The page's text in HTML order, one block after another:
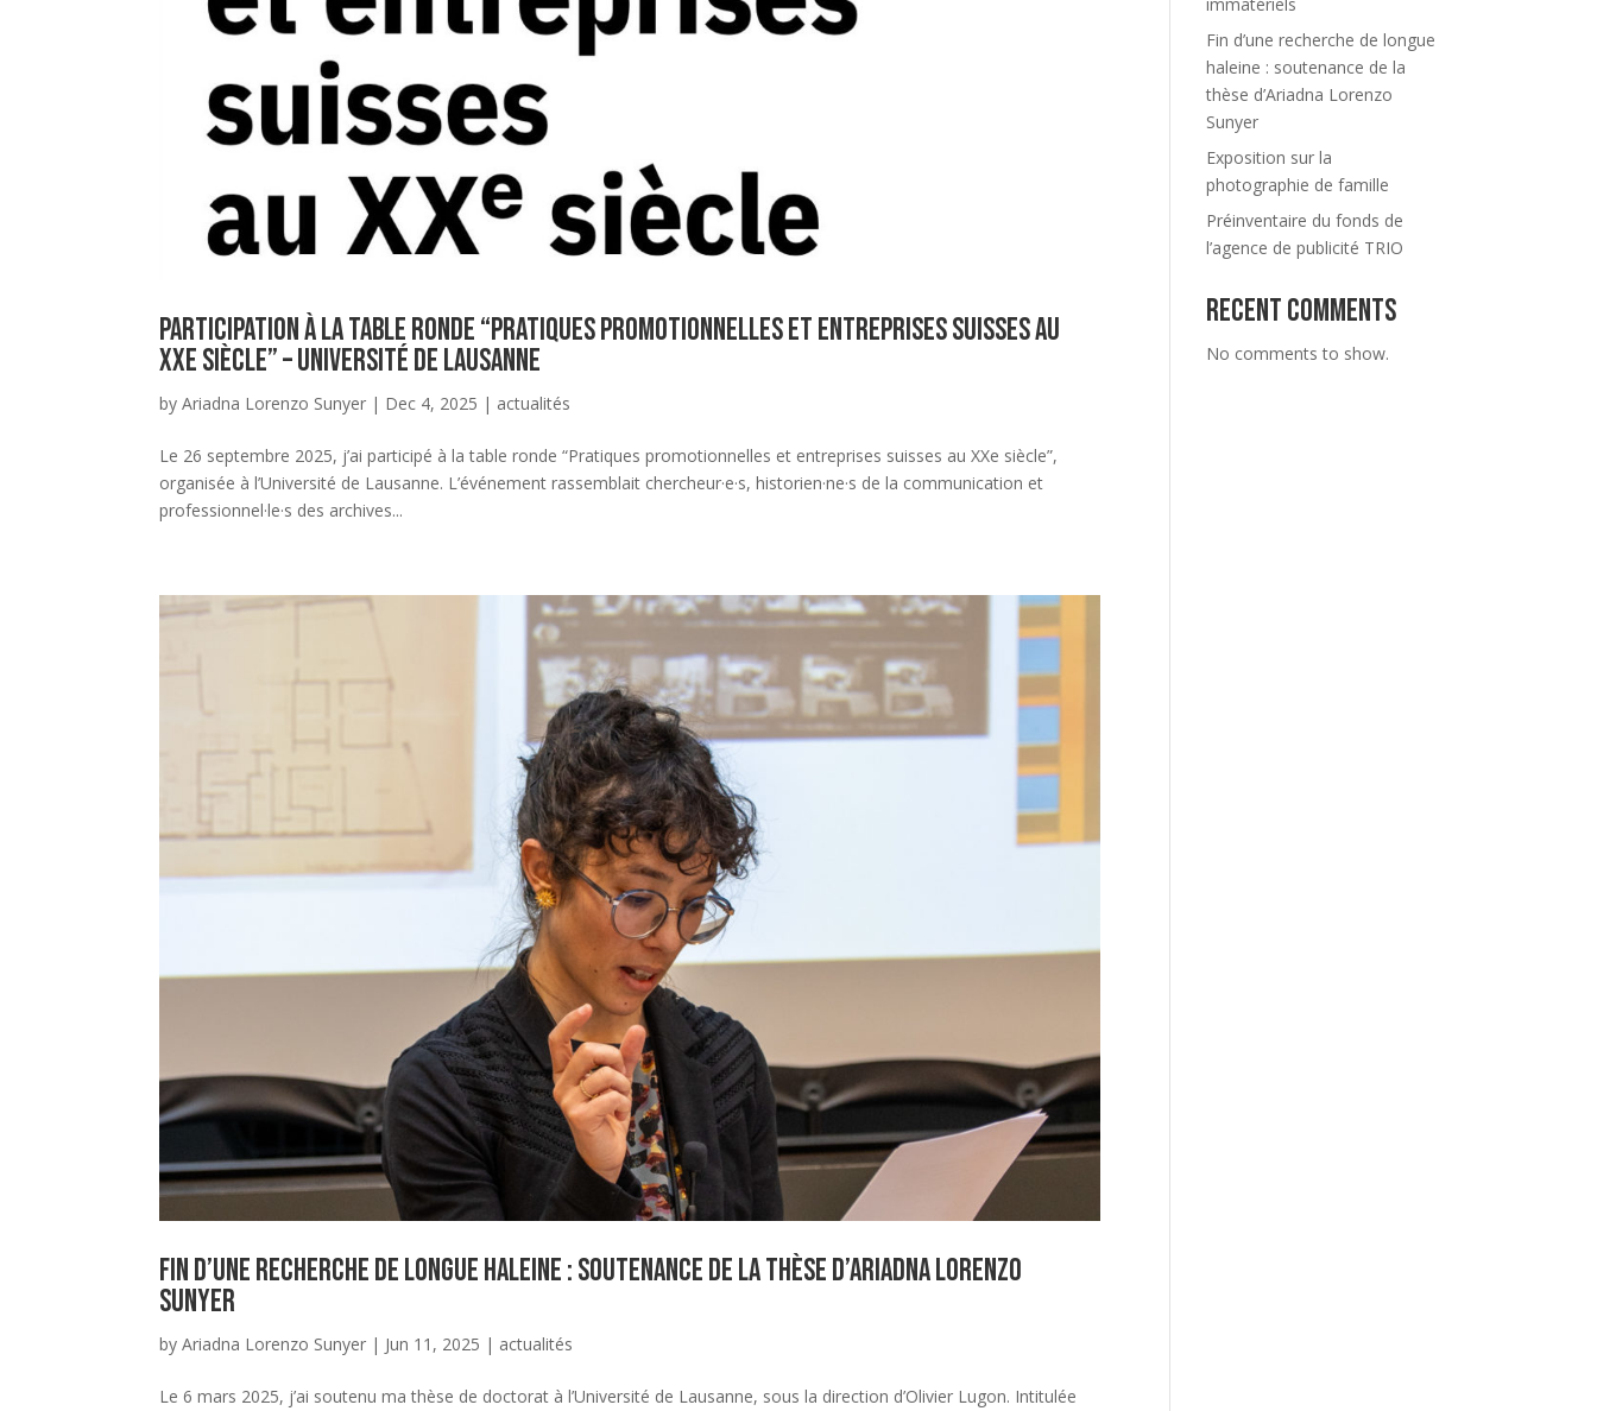
Participation à la table ronde “Pratiques promotionnelles et entreprises suisses au
XXe siècle” – Université de Lausanne
byAriadna Lorenzo Sunyer | Dec 4, 2025 | actualités
Le 26 septembre 2025, j’ai participé à la table ronde “Pratiques promotionnelles et entreprises suisses au XXe siècle”,
organisée à l’Université de Lausanne. L’événement rassemblait chercheur·e·s, historien·ne·s de la communication et
professionnel·le·s des archives...
Fin d’une recherche de longue haleine : soutenance de la thèse d’Ariadna Lorenzo
Sunyer
byAriadna Lorenzo Sunyer | Jun 11, 2025 | actualités
Le 6 mars 2025, j’ai soutenu ma thèse de doctorat à l’Université de Lausanne, sous la direction d’Olivier Lugon. Intitulée
Fin d’une recherche de longue
haleine : soutenance de la
thèse d’Ariadna Lorenzo
Sunyer
Exposition sur la
photographie de famille
Préinventaire du fonds de
l’agence de publicité TRIO
Recent Comments
No comments to show.